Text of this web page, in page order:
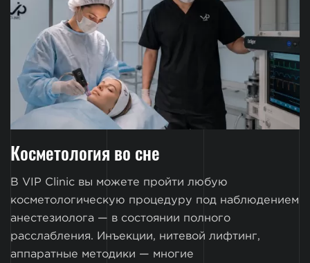
Косметология во сне
В VIP Clinic вы можете пройти любую
косметологическую процедуру под наблюдением
анестезиолога — в состоянии полного
расслабления. Инъекции, нитевой лифтинг,
аппаратные методики — многие